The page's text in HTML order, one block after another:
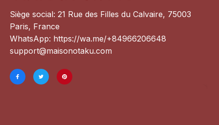
Siège social: 21 Rue des Filles du Calvaire, 75003
Paris, France
WhatsApp: https://wa.me/+84966206648
support@maisonotaku.com